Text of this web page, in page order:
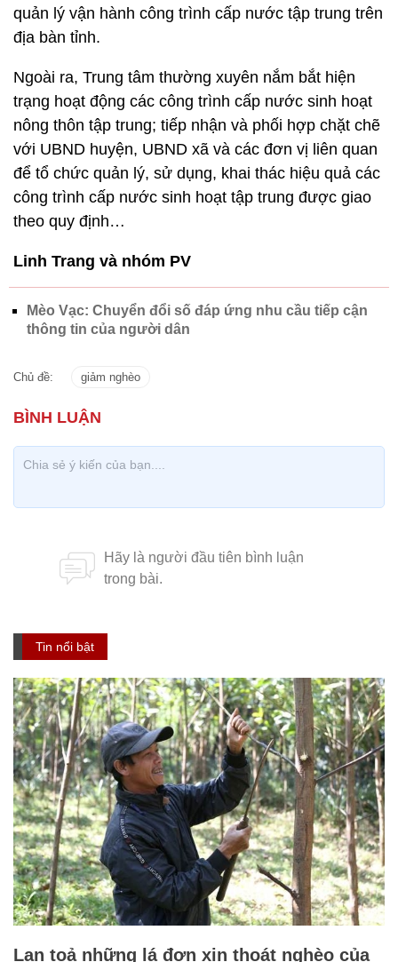
quản lý vận hành công trình cấp nước tập trung trên
địa bàn tỉnh.
Ngoài ra, Trung tâm thường xuyên nắm bắt hiện
trạng hoạt động các công trình cấp nước sinh hoạt
nông thôn tập trung; tiếp nhận và phối hợp chặt chẽ
với UBND huyện, UBND xã và các đơn vị liên quan
để tổ chức quản lý, sử dụng, khai thác hiệu quả các
công trình cấp nước sinh hoạt tập trung được giao
theo quy định…
Linh Trang và nhóm PV
Mèo Vạc: Chuyển đổi số đáp ứng nhu cầu tiếp cận
thông tin của người dân
Chủ đề: giảm nghèo
Tin nổi bật
Lan toả những lá đơn xin thoát nghèo của